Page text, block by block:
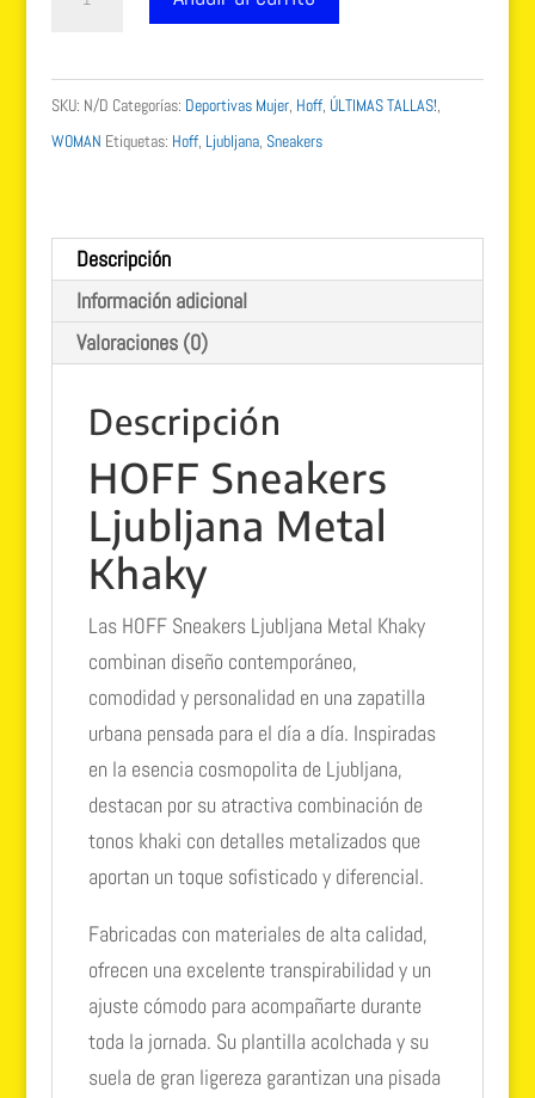
SKU: N/D Categorías: Deportivas Mujer, Hoff, ÚLTIMAS TALLAS!,
WOMAN Etiquetas: Hoff, Ljubljana, Sneakers
Descripción
Información adicional
Valoraciones (0)
Descripción
HOFF Sneakers
Ljubljana Metal
Khaky
Las HOFF Sneakers Ljubljana Metal Khaky
combinan diseño contemporáneo,
comodidad y personalidad en una zapatilla
urbana pensada para el día a día. Inspiradas
en la esencia cosmopolita de Ljubljana,
destacan por su atractiva combinación de
tonos khaki con detalles metalizados que
aportan un toque sofisticado y diferencial.
Fabricadas con materiales de alta calidad,
ofrecen una excelente transpirabilidad y un
ajuste cómodo para acompañarte durante
toda la jornada. Su plantilla acolchada y su
suela de gran ligereza garantizan una pisada